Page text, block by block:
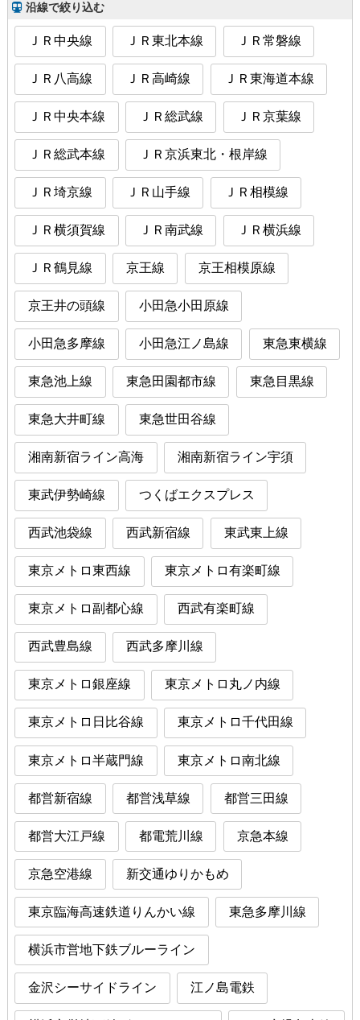
沿線で絞り込む
ＪＲ中央線 ＪＲ東北本線 ＪＲ常磐線
ＪＲ八高線 ＪＲ高崎線 ＪＲ東海道本線
ＪＲ中央本線 ＪＲ総武線 ＪＲ京葉線
ＪＲ総武本線 ＪＲ京浜東北・根岸線
ＪＲ埼京線 ＪＲ山手線 ＪＲ相模線
ＪＲ横須賀線 ＪＲ南武線 ＪＲ横浜線
ＪＲ鶴見線 京王線 京王相模原線
京王井の頭線 小田急小田原線
小田急多摩線 小田急江ノ島線 東急東横線
東急池上線 東急田園都市線 東急目黒線
東急大井町線 東急世田谷線
湘南新宿ライン高海 湘南新宿ライン宇須
東武伊勢崎線 つくばエクスプレス
西武池袋線 西武新宿線 東武東上線
東京メトロ東西線 東京メトロ有楽町線
東京メトロ副都心線 西武有楽町線
西武豊島線 西武多摩川線
東京メトロ銀座線 東京メトロ丸ノ内線
東京メトロ日比谷線 東京メトロ千代田線
東京メトロ半蔵門線 東京メトロ南北線
都営新宿線 都営浅草線 都営三田線
都営大江戸線 都電荒川線 京急本線
京急空港線 新交通ゆりかもめ
東京臨海高速鉄道りんかい線 東急多摩川線
横浜市営地下鉄ブルーライン
金沢シーサイドライン 江ノ島電鉄